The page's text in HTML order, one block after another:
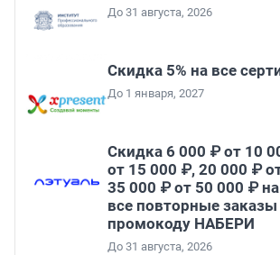
До 31 августа, 2026
Скидка 5% на все
До 1 января, 2027
Скидка 6 000 ₽ от 10
от 15 000 ₽, 20 000 ₽
35 000 ₽ от 50 000 ₽
все повторные заказы
промокоду НАБЕРИ
До 31 августа, 2026